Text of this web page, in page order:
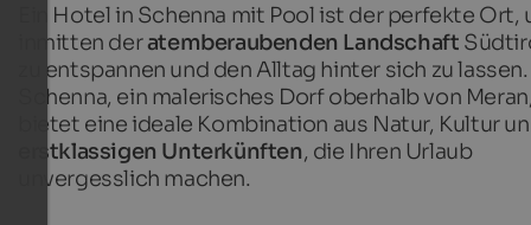
Ein Hotel in Schenna mit Pool ist der perfekte Ort,
inmitten deratemberaubenden Landschaft
zu entspannen und den Alltag hinter sich zu lassen.
Schenna, ein malerisches Dorf oberhalb von
bietet eine ideale Kombination aus Natur, Kultur
erstklassigen Unterkünften, die Ihren Urlaub
unvergesslich machen.